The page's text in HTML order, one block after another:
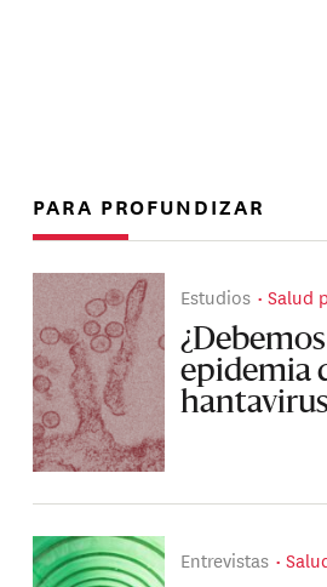
PARA PROFUNDIZAR
Estudios Salud
epidemia
Entrevistas